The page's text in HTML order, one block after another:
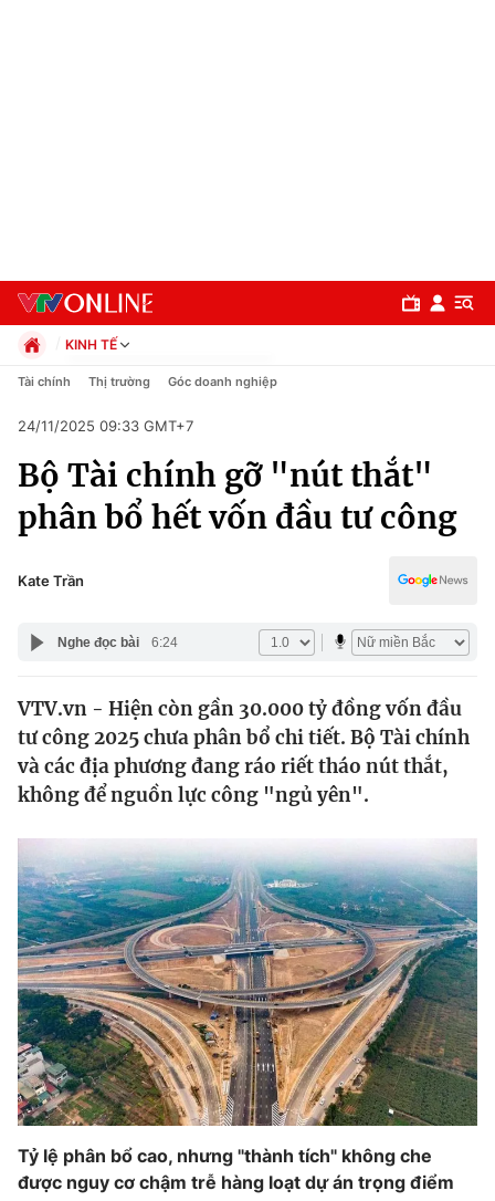
Chuyên mục
Chính trị
Pháp luật
Thế giới
Tin tức
Thế giới đó đây
Câu chuyện quốc tế
Tài chính
Thị trường
Góc doanh nghiệp
Dữ liệu và đời sống
Truyền hình
Phim VTV
Hậu trường
Nhân vật
Khán giả
Giải sao mai
Giải trí
Điện ảnh
Âm nhạc
Sao
Đời sống
Du lịch
Làm đẹp
Giáo dục
Tuyển sinh
KINH TẾ
Chính trị
Pháp luật
Kinh tế
Thể thao
Truyền hình
Y tế
Công nghệ
Tài chính Thị trường Góc doanh nghiệp
24/11/2025 09:33 GMT+7
Bộ Tài chính gỡ "nút thắt"
phân bổ hết vốn đầu tư công
Kate Trần
Nghe đọc bài 6:24
VTV.vn - Hiện còn gần 30.000 tỷ đồng vốn đầu
tư công 2025 chưa phân bổ chi tiết. Bộ Tài chính
và các địa phương đang ráo riết tháo nút thắt,
không để nguồn lực công "ngủ yên".
Tỷ lệ phân bổ cao, nhưng "thành tích" không che
được nguy cơ chậm trễ hàng loạt dự án trọng điểm